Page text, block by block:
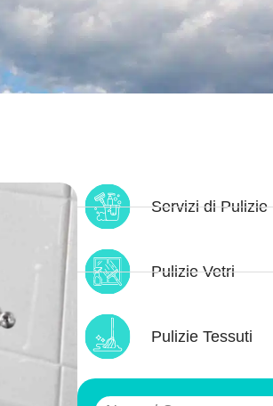
Servizi di Pulizie
Pulizie Vetri
Pulizie Tessuti